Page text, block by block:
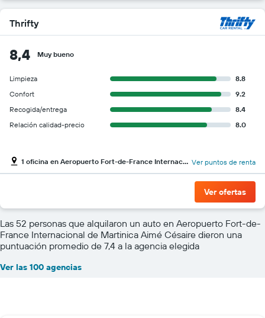
Thrifty
8,4 Muy bueno
Limpieza
8.8
Confort
9.2
Recogida/entrega
8.4
Relación calidad-precio
8.0
1 oficina en Aeropuerto Fort-de-France Internacional de Martinica Aimé Césaire Ver puntos de renta
Ver ofertas
Las 52 personas que alquilaron un auto en Aeropuerto Fort-de-
France Internacional de Martinica Aimé Césaire dieron una
puntuación promedio de 7,4 a la agencia elegida
Ver las 100 agencias